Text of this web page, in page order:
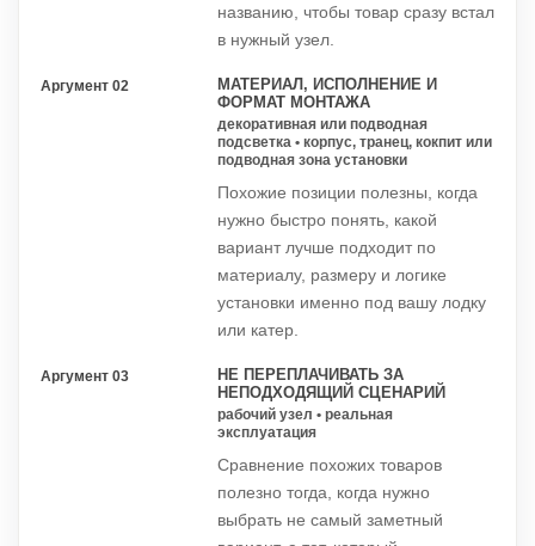
названию, чтобы товар сразу встал
в нужный узел.
Аргумент 02
МАТЕРИАЛ, ИСПОЛНЕНИЕ И
ФОРМАТ МОНТАЖА
декоративная или подводная
подсветка • корпус, транец, кокпит или
подводная зона установки
Похожие позиции полезны, когда
нужно быстро понять, какой
вариант лучше подходит по
материалу, размеру и логике
установки именно под вашу лодку
или катер.
Аргумент 03
НЕ ПЕРЕПЛАЧИВАТЬ ЗА
НЕПОДХОДЯЩИЙ СЦЕНАРИЙ
рабочий узел • реальная
эксплуатация
Сравнение похожих товаров
полезно тогда, когда нужно
выбрать не самый заметный